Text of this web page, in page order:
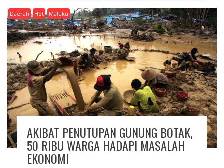
Daerah Hot Maluku
AKIBAT PENUTUPAN GUNUNG BOTAK,
50 RIBU WARGA HADAPI MASALAH
EKONOMI